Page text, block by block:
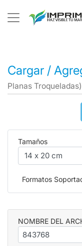
Cargar /
Planas Troqueladas)
Tamaños
Formatos
NOMBRE DEL